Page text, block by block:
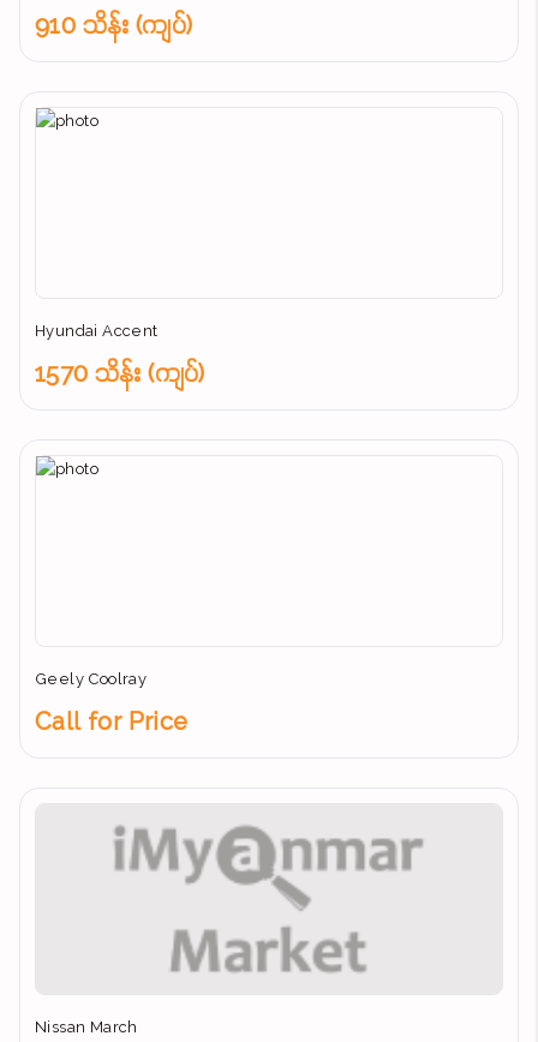
910 သိန်း (ကျပ်)
Hyundai Accent
1570 သိန်း (ကျပ်)
Geely Coolray
Call for Price
Nissan March